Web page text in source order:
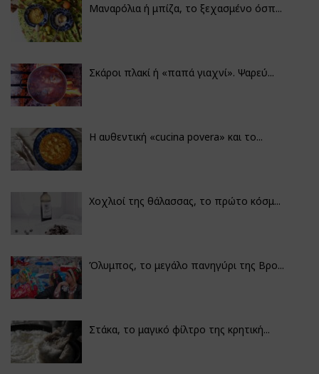
Μαναρόλια ή μπίζα, το ξεχασμένο όσπ...
Σκάροι πλακί ή «παπά γιαχνί». Ψαρεύ...
Η αυθεντική «cucina povera» και το...
Χοχλιοί της θάλασσας, το πρώτο κόσμ...
Όλυμπος, το μεγάλο πανηγύρι της Βρο...
Στάκα, το μαγικό φίλτρο της κρητική...